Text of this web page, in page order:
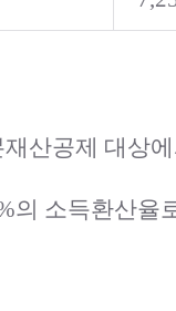
산공제 대상
의 소득환산율